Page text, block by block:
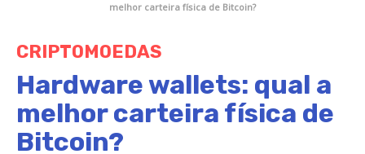
melhor carteira física de Bitcoin?
CRIPTOMOEDAS
Hardware wallets: qual a
melhor carteira física de
Bitcoin?